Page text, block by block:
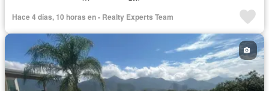
Hace 4 días, 10 horas en - Realty Experts Team